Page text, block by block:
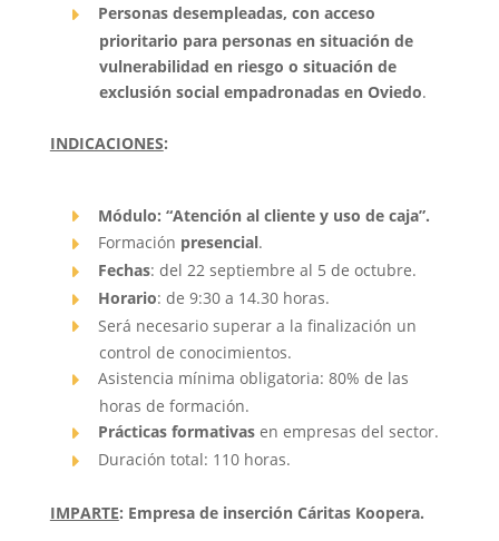
Personas desempleadas, con acceso
prioritario para personas en situación de
vulnerabilidad en riesgo o situación de
exclusión social empadronadas en Oviedo.
INDICACIONES:
Módulo: “Atención al cliente y uso de caja”.
Formación presencial.
Fechas: del 22 septiembre al 5 de octubre.
Horario: de 9:30 a 14.30 horas.
Será necesario superar a la finalización un
control de conocimientos.
Asistencia mínima obligatoria: 80% de las
horas de formación.
Prácticas formativasen empresas del sector.
Duración total: 110 horas.
IMPARTE: Empresa de inserción Cáritas Koopera.